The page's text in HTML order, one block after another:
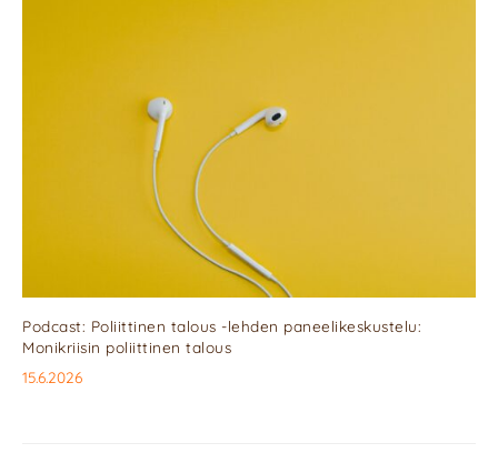
Podcast: Poliittinen talous -lehden paneelikeskustelu:
Monikriisin poliittinen talous
15.6.2026